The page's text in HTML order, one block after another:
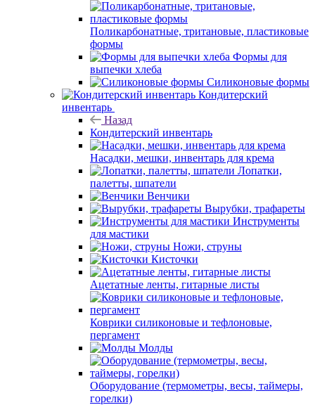
Поликарбонатные, тритановые, пластиковые
формы
Формы для
выпечки хлеба
Силиконовые формы
Кондитерский
инвентарь
Назад
Кондитерский инвентарь
Насадки, мешки, инвентарь для крема
Лопатки,
палетты, шпатели
Венчики
Вырубки, трафареты
Инструменты
для мастики
Ножи, струны
Кисточки
Ацетатные ленты, гитарные листы
Коврики силиконовые и тефлоновые,
пергамент
Молды
Оборудование (термометры, весы, таймеры,
горелки)